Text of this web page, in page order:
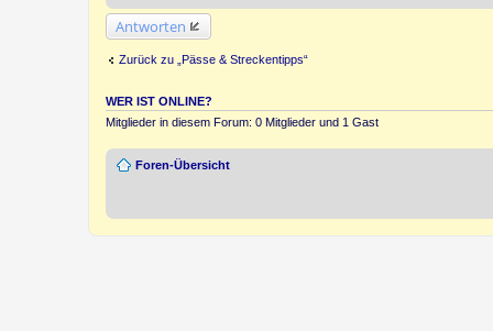
Antworten
Zurück zu „Pässe & Streckentipps“
WER IST ONLINE?
Mitglieder in diesem Forum: 0 Mitglieder und 1 Gast
Foren-Übersicht